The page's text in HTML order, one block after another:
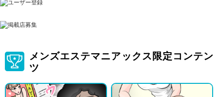
メンズエステマニアックス限定コンテン
ツ